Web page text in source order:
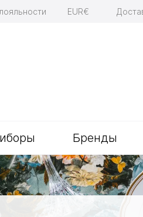
EUR€
Бренды